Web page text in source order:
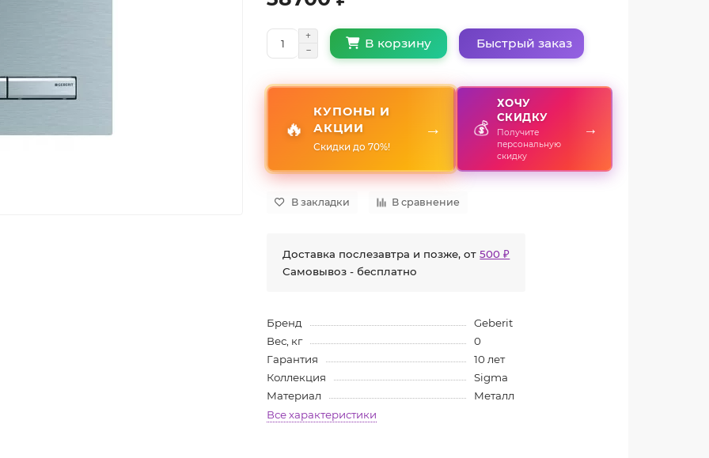
В корзину Быстрый заказ
🔥
КУПОНЫ И
АКЦИИ
Скидки до 70%!
→ 💰
ХОЧУ
СКИДКУ
Получите
персональную
скидку
→
В закладки В сравнение
Доставка послезавтра и позже, от500 ₽
Самовывоз - бесплатно
Бренд
Geberit
Вес, кг
0
Гарантия
10 лет
Коллекция
Sigma
Материал
Металл
Все характеристики